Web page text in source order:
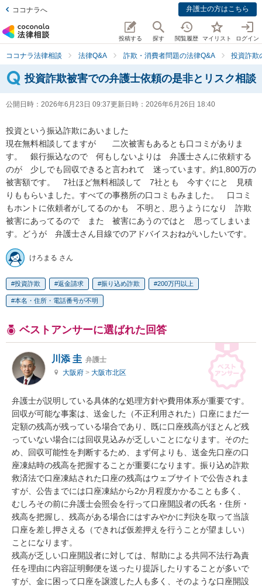
ココナラへ 弁護士の方はこちら
投稿する 探す 閲覧履歴 マイリスト ログイン
ココナラ法律相談 法律Q&A 詐欺・消費者問題の法律Q&A 投資詐欺
投資詐欺被害での弁護士依頼の是非とリスク相談
公開日時： 2026年6月23日 09:37更新日時： 2026年6月26日 18:40
投資という振込詐欺にあいました
現在無料相談してますが　　二次被害もあるとも口コミがありま
す。　銀行振込なので　何もしないよりは　弁護士さんに依頼する
のが　少しでも回収できると言われて　迷っています。約1,800万の
被害額です。　7社ほど無料相談して　7社とも　今すぐにと　見積
りももらいました。すべての事務所の口コミもみました。　口コミ
もホントに依頼者がしてるのかも　不明と、思うようになり　詐欺
被害にあってるので　また　被害にあうのではと　思ってしまいま
す。どうが　弁護士さん目線でのアドバイスおねがいしたいです。
けろまる さん
投資詐欺 返金請求 振り込め詐欺 200万円以上
本名・住所・電話番号が不明
ベストアンサーに選ばれた回答
川添 圭 弁護士
大阪府 > 大阪市北区
弁護士が説明している具体的な処理方針や費用体系が重要です。
回収が可能な事案は、送金した（不正利用された）口座にまだ一
定額の残高が残っている場合であり、既に口座残高がほとんど残
っていない場合には回収見込みが乏しいことになります。そのた
め、回収可能性を判断するため、まず何よりも、送金先口座の口
座凍結時の残高を把握することが重要になります。振り込め詐欺
救済法で口座凍結された口座の残高はウェブサイトで公告されま
すが、公告までには口座凍結から2か月程度かかることも多く、
むしろその前に弁護士会照会を行って口座開設者の氏名・住所・
残高を把握し、残高がある場合にはすみやかに判決を取って当該
口座を差し押さえる（できれば仮差押えを行うことが望ましい）
ことになります。
残高が乏しい口座開設者に対しては、幇助による共同不法行為責
任を理由に内容証明郵便を送ったり提訴したりすることが多いで
すが、金に困って口座を譲渡した人も多く、そのような口座開設